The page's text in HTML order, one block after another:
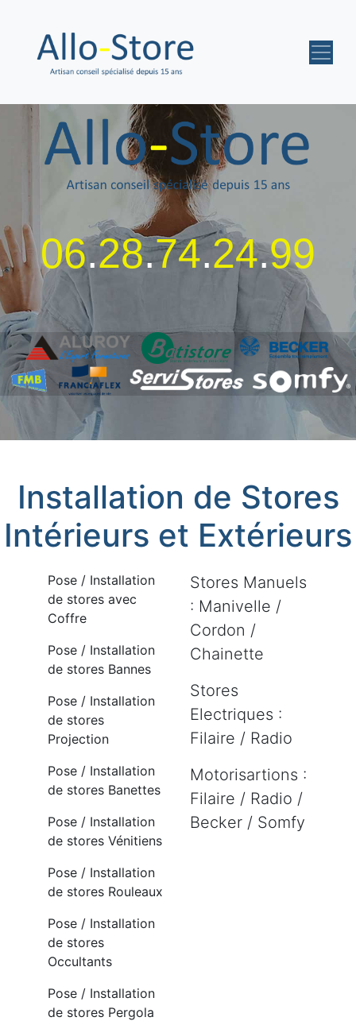
06.28.74.24.99
Installation de Stores
Intérieurs et Extérieurs
Pose / Installation
de stores avec
Coffre
Pose / Installation
de stores Bannes
Pose / Installation
de stores
Projection
Pose / Installation
de stores Banettes
Pose / Installation
de stores Vénitiens
Pose / Installation
de stores Rouleaux
Pose / Installation
de stores
Occultants
Pose / Installation
de stores Pergola
Stores Manuels
: Manivelle /
Cordon /
Chainette
Stores
Electriques :
Filaire / Radio
Motorisartions :
Filaire / Radio /
Becker / Somfy